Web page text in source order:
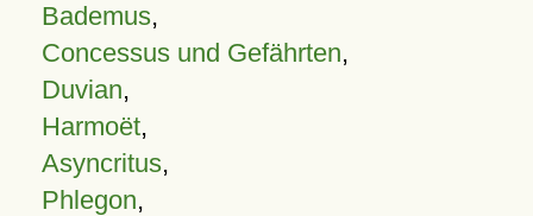
Bademus,
Concessus und Gefährten,
Duvian,
Harmoët,
Asyncritus,
Phlegon,